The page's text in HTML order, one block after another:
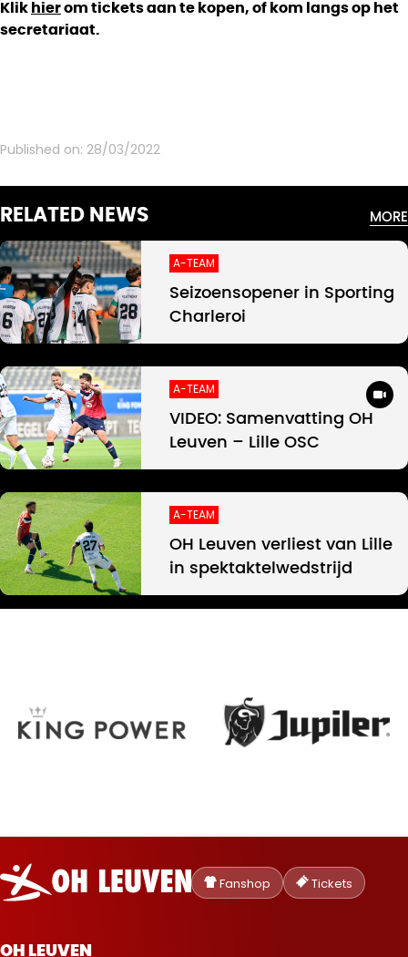
Klik hierom tickets aan te kopen, of kom langs op het
secretariaat.
Published on: 28/03/2022
RELATED NEWS MORE
A-TEAM
Seizoensopener in Sporting
Charleroi
A-TEAM
VIDEO: Samenvatting OH
Leuven – Lille OSC
A-TEAM
OH Leuven verliest van Lille
in spektaktelwedstrijd
Oud-
Heverlee
Leuven
Fanshop Tickets
OH LEUVEN